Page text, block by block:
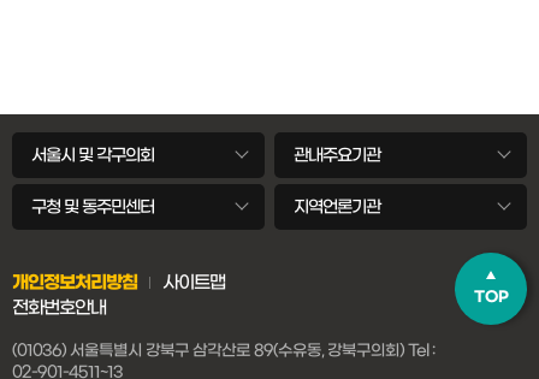
TOP
서울시 및 각구의회 관내주요기관
구청 및 동주민센터 지역언론기관
개인정보처리방침
사이트맵
전화번호안내
(01036) 서울특별시 강북구 삼각산로 89(수유동, 강북구의회) Tel :
02-901-4511~13